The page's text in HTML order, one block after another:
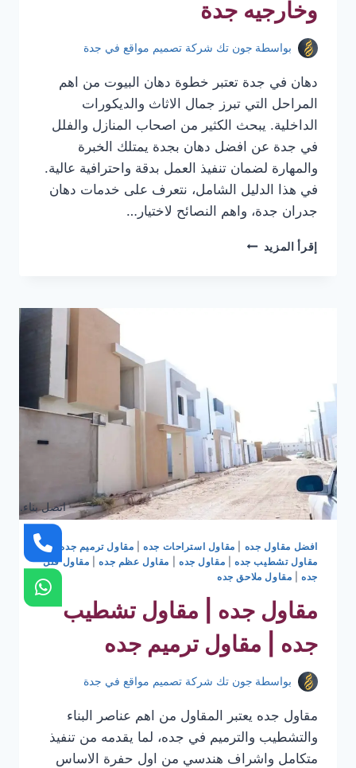
وخارجيه جدة
بواسطة جون تك شركة تصميم مواقع في جدة
دهان في جدة تعتبر خطوة دهان البيوت من اهم
المراحل التي تبرز جمال الاثاث والديكورات
الداخلية. يبحث الكثير من اصحاب المنازل والفلل
في جدة عن افضل دهان بجدة يمتلك الخبرة
والمهارة لضمان تنفيذ العمل بدقة واحترافية عالية.
في هذا الدليل الشامل، نتعرف على خدمات دهان
جدران جدة، واهم النصائح لاختيار…
إقرأ المزيد دهان
داخليه
وخارجيه
جدة
افضل مقاول جده مقاول استراحات جده| مقاول ترميم جده
مقاول تشطيب جده| مقاول جده مقاول عظم جده| مقاول فلل
جده| مقاول ملاحق جده
مقاول جده | مقاول تشطيب
جده | مقاول ترميم جده
بواسطة جون تك شركة تصميم مواقع في جدة
مقاول جده يعتبر المقاول من اهم عناصر البناء
والتشطيب والترميم في جده، لما يقدمه من تنفيذ
متكامل واشراف هندسي من اول حفرة الاساس
اتصل بناء.